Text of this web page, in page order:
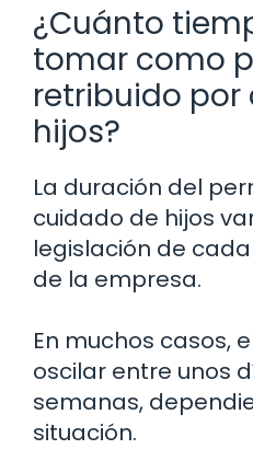
¿Cuánto
tomar como
retribuido
hijos?
La duración del
cuidado de hijos
legislación de
de la empresa.
En muchos casos,
oscilar entre unos
semanas,
situación.